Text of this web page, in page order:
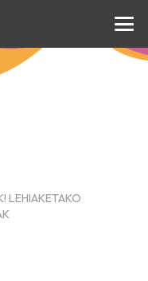
LEHIAKETAKO